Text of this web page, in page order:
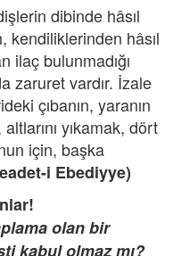
dibinde hâsıl
kendiliklerinden hâsıl
ilaç bulunmadığı
zaruret vardır. İzale
çıbanın, yaranın
yıkamak, dört
için, başka
i Ebediyye)
olan bir
kabul olmaz mı?